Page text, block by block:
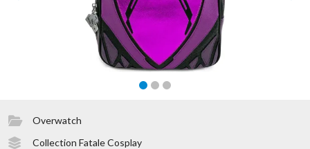
Overwatch
Collection Fatale Cosplay